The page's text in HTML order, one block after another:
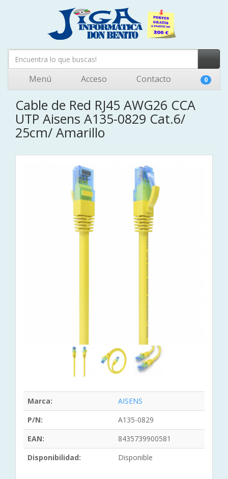
Menú Acceso Contacto 0
Cable de Red RJ45 AWG26 CCA
UTP Aisens A135-0829 Cat.6/
25cm/ Amarillo
Marca:
AISENS
P/N:
A135-0829
EAN:
8435739900581
Disponibilidad:
Disponible